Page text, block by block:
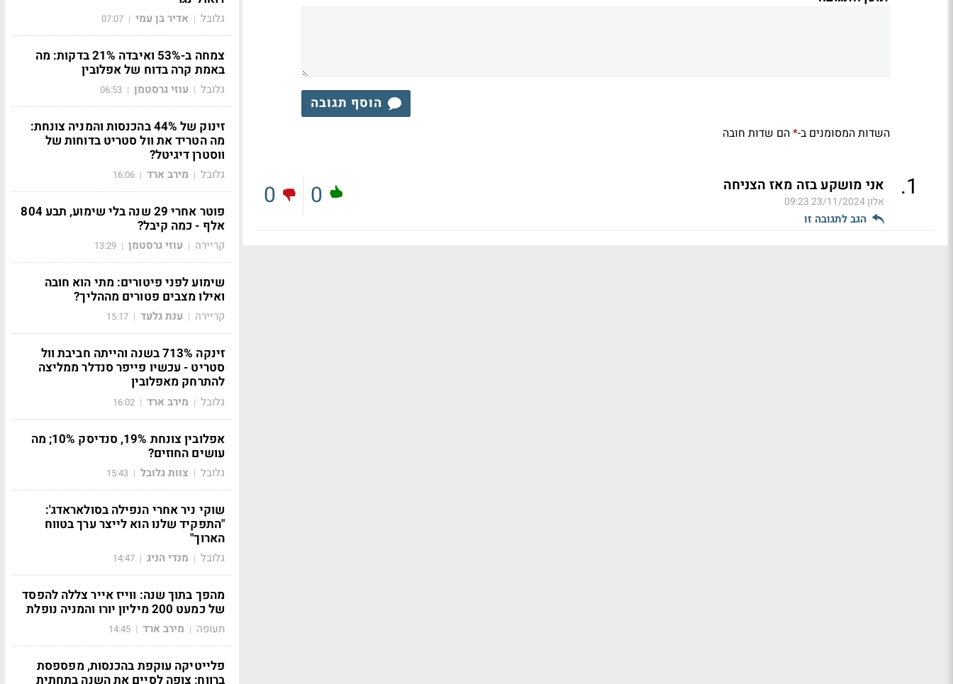
הוסף תגובה
השדות המסומנים ב-*הם שדות חובה
1
. אני מושקע בזה מאז הצניחה
אלון23/11/2024 09:23
הגב לתגובה זו
0
0
גלובל | אדיר בן עמי |
07:07
צמחה ב-53% ואיבדה 21% בדקות: מה
באמת קרה בדוח של אפלובין
גלובל | עוזי גרסטמן |
06:53
זינוק של 44% בהכנסות והמניה צונחת:
מה הטריד את וול סטריט בדוחות של
ווסטרן דיגיטל?
גלובל | מירב ארד |
16:06
פוטר אחרי 29 שנה בלי שימוע, תבע 804
אלף - כמה קיבל?
קריירה | עוזי גרסטמן |
13:29
שימוע לפני פיטורים: מתי הוא חובה
ואילו מצבים פטורים מההליך?
קריירה | ענת גלעד |
15:17
זינקה 713% בשנה והייתה חביבת וול
סטריט - עכשיו פייפר סנדלר ממליצה
להתרחק מאפלובין
גלובל | מירב ארד |
16:02
אפלובין צונחת 19%, סנדיסק 10%; מה
עושים החוזים?
גלובל | צוות גלובל |
15:43
שוקי ניר אחרי הנפילה בסולאראדג':
"התפקיד שלנו הוא לייצר ערך בטווח
הארוך"
גלובל | מנדי הניג |
14:47
מהפך בתוך שנה: ווייז אייר צללה להפסד
של כמעט 200 מיליון יורו והמניה נופלת
תעופה | מירב ארד |
14:45
פלייטיקה עוקפת בהכנסות, מפספסת
ברווח; צופה לסיים את השנה בתחתית